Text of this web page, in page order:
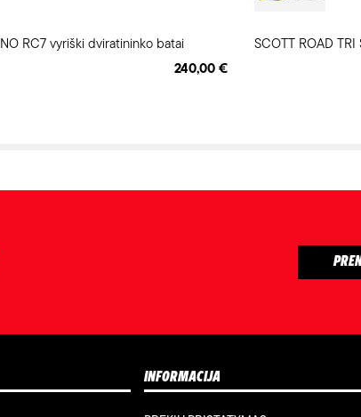
RC7 vyriški dviratininko batai
240,00 €
INFORMACIJA